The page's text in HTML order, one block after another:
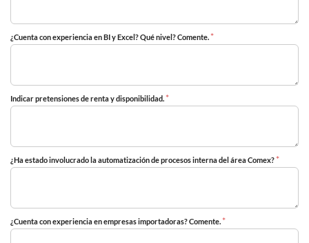
¿Cuenta con experiencia en BI y Excel? Qué nivel? Comente. *
Indicar pretensiones de renta y disponibilidad. *
¿Ha estado involucrado la automatización de procesos interna del área Comex? *
¿Cuenta con experiencia en empresas importadoras? Comente. *